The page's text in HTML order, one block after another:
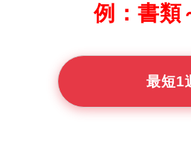
例：書類
最短1